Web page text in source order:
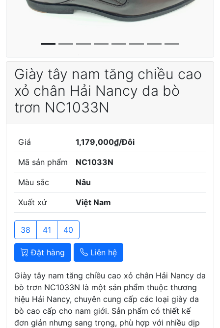
Giày tây nam tăng chiều cao
xỏ chân Hải Nancy da bò
trơn NC1033N
Giá 1,179,000₫/Đôi
Mã sản phẩm NC1033N
Màu sắc Nâu
Xuất xứ Việt Nam
38 41 40
Đặt hàng Liên hệ
Giày tây nam tăng chiều cao xỏ chân Hải Nancy da
bò trơn NC1033N là một sản phẩm thuộc thương
hiệu Hải Nancy, chuyên cung cấp các loại giày da
bò cao cấp cho nam giới. Sản phẩm có thiết kế
đơn giản nhưng sang trọng, phù hợp với nhiều dịp